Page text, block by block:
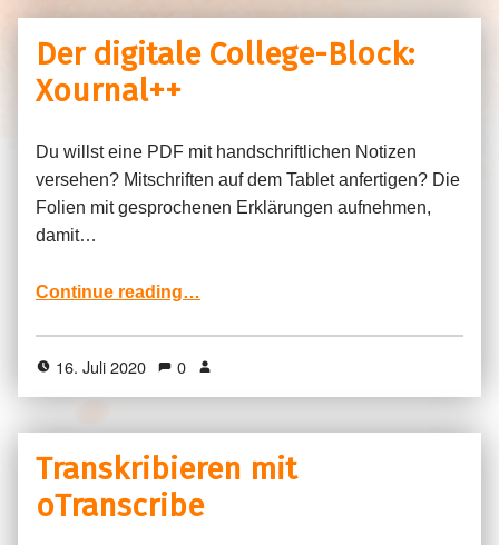
Der digitale College-Block:
Xournal++
Du willst eine PDF mit handschriftlichen Notizen
versehen? Mitschriften auf dem Tablet anfertigen? Die
Folien mit gesprochenen Erklärungen aufnehmen,
damit…
Continue reading…
16. Juli 2020 0
Transkribieren mit
oTranscribe